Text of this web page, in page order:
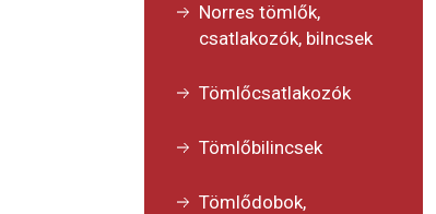
Norres tömlők,
csatlakozók, bilncsek
Tömlőcsatlakozók
Tömlőbilincsek
Tömlődobok,